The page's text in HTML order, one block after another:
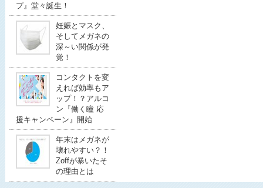
プ』堂々誕生！
妊娠とマスク、
そしてメガネの
深～い関係が発
覚！
コンタクトを変
えれば効率もア
ップ！？アルコ
ン『働く瞳 応
援キャンペーン』開始
年末はメガネが
壊れやすい？！
Zoffが暴いたそ
の理由とは